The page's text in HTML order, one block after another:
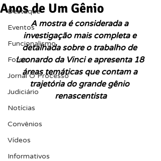
Destaque
Eventos
Funcionalismo
Fotos
Jornal O Processo
Judiciário
Notícias
Convênios
Vídeos
Informativos
Anos de Um Gênio
A mostra é considerada a
investigação mais completa e
detalhada sobre o trabalho de
Leonardo da Vinci e apresenta 18
áreas temáticas que contam a
trajetória do grande gênio
renascentista